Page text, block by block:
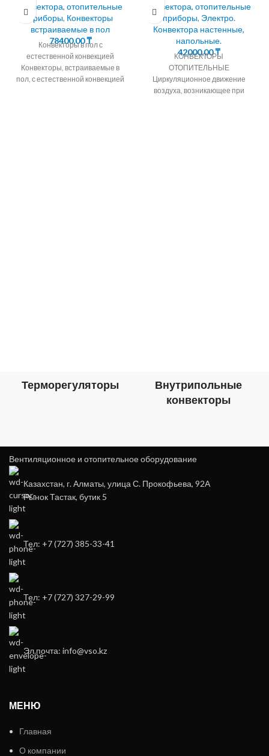
Конвектора, отопительные
приборы, Конвекторы
встраиваемые в пол
78400,00₸
Конвекторы в пол с
естественной конвекцией
Конвекторы, встраиваемые в
пол, с естественной конвекцией
Конвектора, отопительные
приборы, Электро.
Конвектора настенные,
напольные.
42000,00₸
КОНВЕКТОРЫ
ОТОПИТЕЛЬНЫЕ
Циркуляционное движение
воздуха, возникающее при
Терморегуляторы
Внутрипольные
конвекторы
Вентиляционное и отопительное оборудование
Казахстан, г. Алматы, улица С. Прокофьева, 92А
Рынок Тастак, бутик 5
Тел: +7 (727) 385-33-41
Тел: +7 (727) 327-29-99
Эл.почта: info@vso.kz
МЕНЮ
Главная
О компании